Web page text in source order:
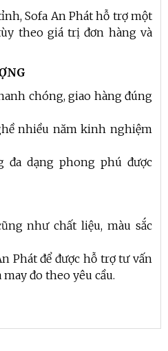
Sofa An Phát hỗ trợ một
theo giá trị đơn hàng và
chóng, giao hàng đúng
nhiều năm kinh nghiệm
đa dạng phong phú được
như chất liệu, màu sắc
Phát để được hỗ trợ tư vấn
đo theo yêu cầu.